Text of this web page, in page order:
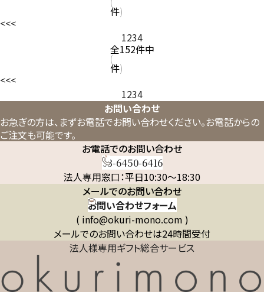
件
<<<
1234
全152件中
件
<<<
1234
お問い合わせ
お急ぎの方は、まずお電話でお問い合わせください。お電話からの
ご注文も可能です。
お電話でのお問い合わせ
03-6450-6416
法人専用窓口：平日10:30～18:30
メールでのお問い合わせ
お問い合わせフォーム
( info@okuri-mono.com )
メールでのお問い合わせは24時間受付
法人様専用ギフト総合サービス